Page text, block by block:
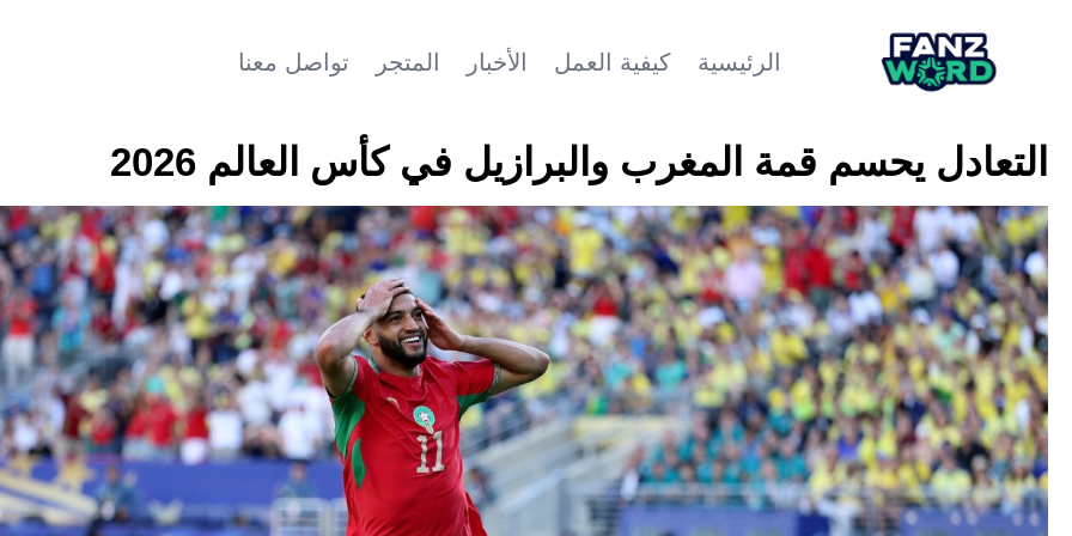
الرئيسية كيفية العمل الأخبار المتجر تواصل معنا
التعادل يحسم قمة المغرب والبرازيل في كأس العالم 2026